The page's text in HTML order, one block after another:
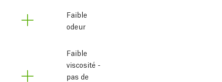
Faible
odeur
Faible
viscosité -
pas de